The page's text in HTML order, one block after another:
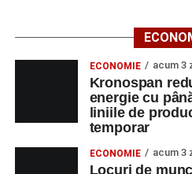
Pamfilie și Alfred
Orele 10:00–19:00 –
Sebeșului la Fotbal
Orele 16:00–24:00
ECONOMIE acum 3
Kronospan
energie cu
liniile de
temporar
ECONOMIE acum 3
Locuri de